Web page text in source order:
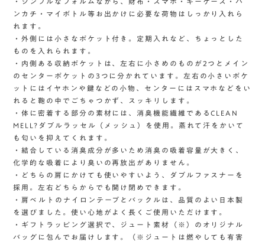
ンカチ・マイボトル等お出かけに必要な荷物はしっかり入れら
れます。
・外側には小さなポケット付き。定期入れなど、ちょっとした
ものを入れられます。
・内側ある収納ポケットは、左右に小さめのものが2つとメイン
のセンターポケットの3つに分かれています。左右の小さいポケ
ットにはイヤホンや鍵などの小物、センターにはスマホなどをい
れると鞄の中でごちゃつかず、スッキリします。
・体に密着する部分の素材には、消臭機能繊維であるCLEAN
MELL?ダブルラッセル（メッシュ）を使用。蒸れて汗をかいて
も匂いを抑えてくれます。
・結合している消臭成分が多いため消臭の吸着容量が大きく、
化学的な吸着により臭いの再放出がありません。
・どちらの肩にかけても使いやすいよう、ダブルファスナーを
採用。左右どちらからでも開け閉めできます。
・肩ベルトのナイロンテープとバックルは、品質のよい日本製
を選びました。使い心地がよく長くご使用いただけます。
・ギフトラッピング選択で、ジュート素材（※）のオリジナル
バッグに包んでお届けします。（※ジュートは燃やしても有害